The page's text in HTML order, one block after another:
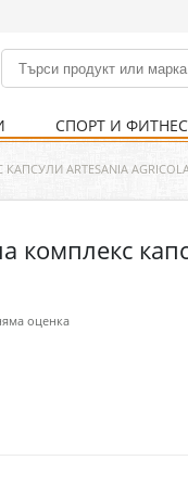
и фитнес
система
система
СПОРТ И ФИТНЕС
и аксесоари
за мъже
стредства
ARTESANIA
комплекс
оценка